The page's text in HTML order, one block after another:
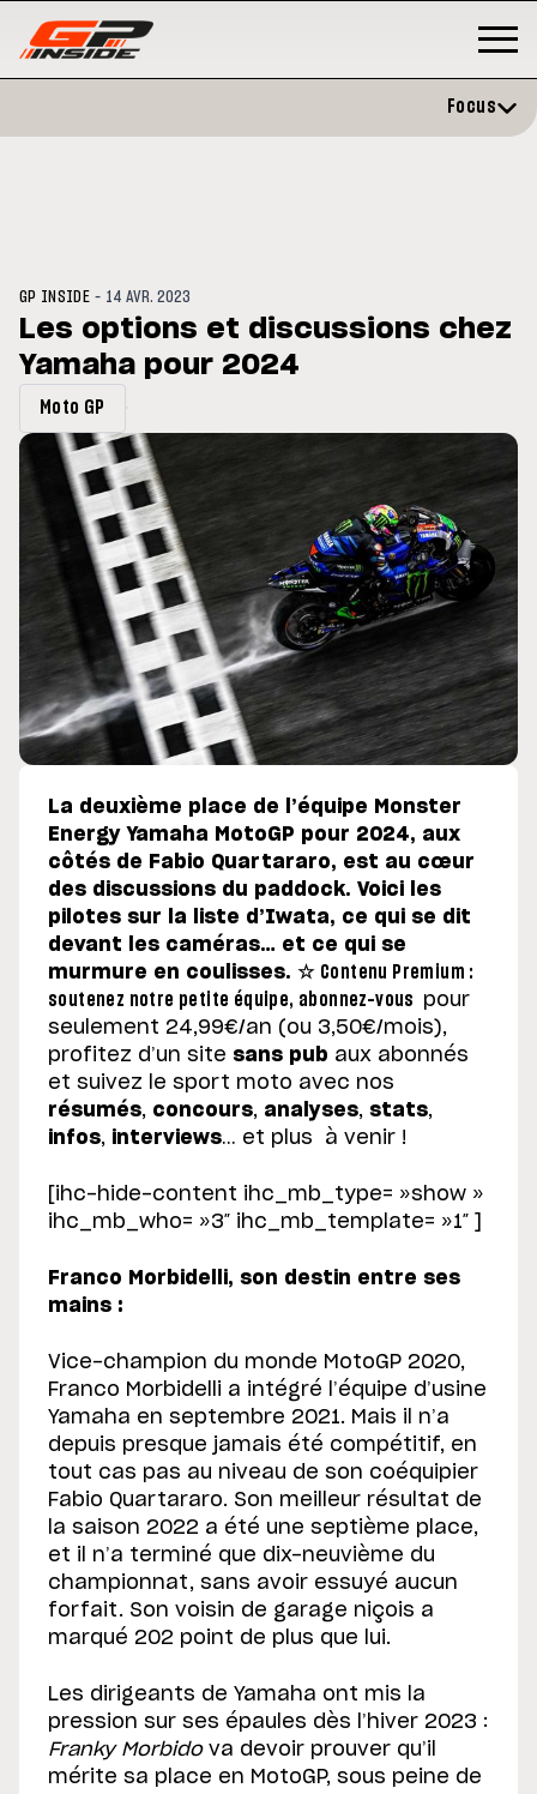
du GP de Grande-
MOTO GP
Focus
GP INSIDE - 14 AVR. 2023
Les options et discussions chez
Yamaha pour 2024
Moto GP
La deuxième place de l’équipe Monster
Energy Yamaha MotoGP pour 2024, aux
côtés de Fabio Quartararo, est au cœur
des discussions du paddock. Voici les
pilotes sur la liste d’Iwata, ce qui se dit
devant les caméras… et ce qui se
murmure en coulisses. ☆ Contenu Premium :
soutenez notre petite équipe, abonnez-vous pour
seulement 24,99€/an (ou 3,50€/mois),
profitez d’un site sans pub aux abonnés
et suivez le sport moto avec nos
résumés, concours, analyses, stats,
infos, interviews… et plus à venir !
[ihc-hide-content ihc_mb_type= »show »
ihc_mb_who= »3″ ihc_mb_template= »1″ ]
Franco Morbidelli, son destin entre ses
mains :
Vice-champion du monde MotoGP 2020,
Franco Morbidelli a intégré l’équipe d’usine
Yamaha en septembre 2021. Mais il n’a
depuis presque jamais été compétitif, en
tout cas pas au niveau de son coéquipier
Fabio Quartararo. Son meilleur résultat de
la saison 2022 a été une septième place,
et il n’a terminé que dix-neuvième du
championnat, sans avoir essuyé aucun
forfait. Son voisin de garage niçois a
marqué 202 point de plus que lui.
Les dirigeants de Yamaha ont mis la
pression sur ses épaules dès l’hiver 2023 :
Franky Morbidova devoir prouver qu’il
mérite sa place en MotoGP, sous peine de